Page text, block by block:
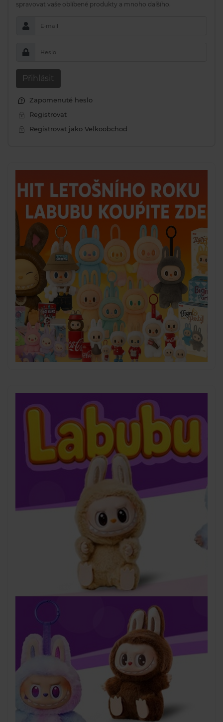
spravovat vaše oblíbené produkty a mnoho dalšího.
E-mail
Heslo
Přihlásit
Zapomenuté heslo
Registrovat
Registrovat jako Velkoobchod